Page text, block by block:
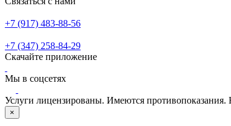
+7 (917) 483-88-56
+7 (347) 258-84-29
Скачайте приложение
Мы в соцсетях
Услуги лицензированы. Имеются противопоказания.
×